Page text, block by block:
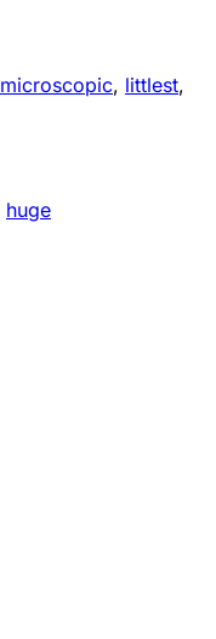
microscopic, littlest,
huge